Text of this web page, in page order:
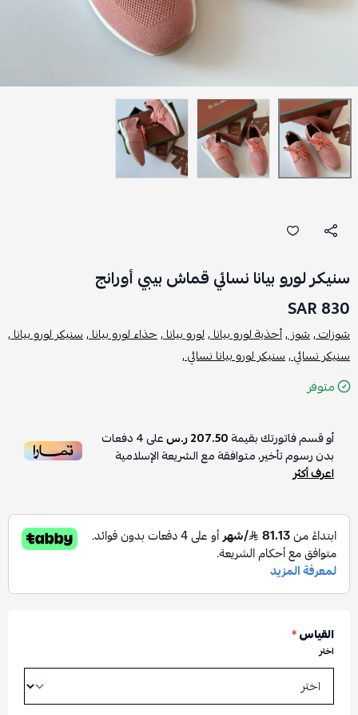
سنيكر لورو بيانا نسائي قماش بيبي أورانج
830 SAR
شوزات ,شوز ,أحذية لورو بيانا ,لورو بيانا ,حذاء لورو بيانا ,سنيكر لورو بيانا ,
سنيكر نسائي ,سنيكر لورو بيانا نسائي ,
متوفر
أو قسم فاتورتك بقيمة207.50 ر.س على4دفعات
بدون رسوم تأخير، متوافقة مع الشريعة الإسلامية
اعرف أكثر
القياس*
اختر